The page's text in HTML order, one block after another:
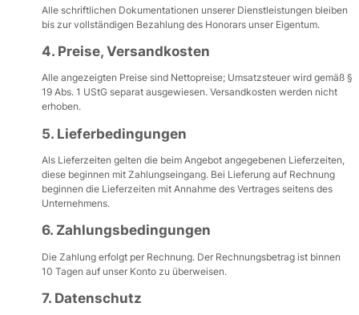
Alle schriftlichen Dokumentationen unserer Dienstleistungen bleiben
bis zur vollständigen Bezahlung des Honorars unser Eigentum.
4. Preise, Versandkosten
Alle angezeigten Preise sind Nettopreise; Umsatzsteuer wird gemäß §
19 Abs. 1 UStG separat ausgewiesen. Versandkosten werden nicht
erhoben.
5. Lieferbedingungen
Als Lieferzeiten gelten die beim Angebot angegebenen Lieferzeiten,
diese beginnen mit Zahlungseingang. Bei Lieferung auf Rechnung
beginnen die Lieferzeiten mit Annahme des Vertrages seitens des
Unternehmens.
6. Zahlungsbedingungen
Die Zahlung erfolgt per Rechnung. Der Rechnungsbetrag ist binnen
10 Tagen auf unser Konto zu überweisen.
7. Datenschutz